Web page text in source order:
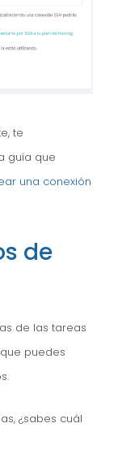
te
guía que
una conexión
de
de las tareas
puedes
¿sabes cuál